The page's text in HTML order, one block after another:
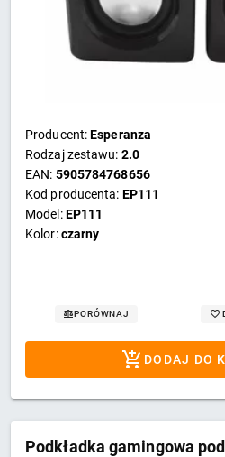
Producent:Esperanza
Rodzaj zestawu: 2.0
EAN: 5905784768656
Kod producenta: EP111
Model:EP111
Kolor:czarny
PORÓWNAJ
DODAJ DO
Podkładka gamingowa